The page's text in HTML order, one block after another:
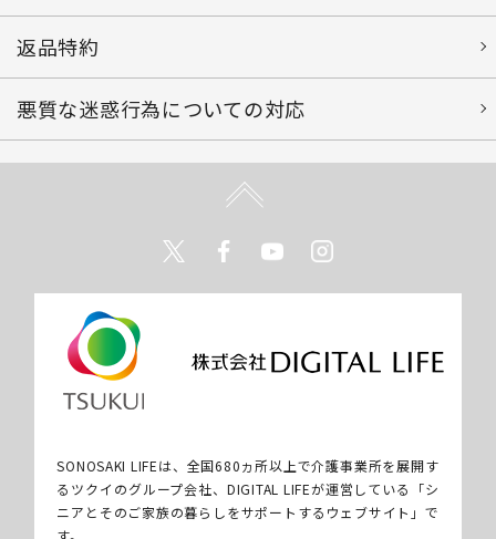
返品特約
悪質な迷惑行為についての対応
TwitterFacebookYoutube
SONOSAKI LIFEは、全国680ヵ所以上で介護事業所を展開す
るツクイのグループ会社、DIGITAL LIFEが運営している「シ
ニアとそのご家族の暮らしをサポートするウェブサイト」で
す。